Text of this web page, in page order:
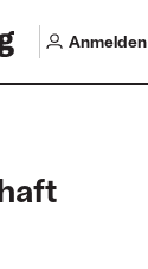
Anmelden